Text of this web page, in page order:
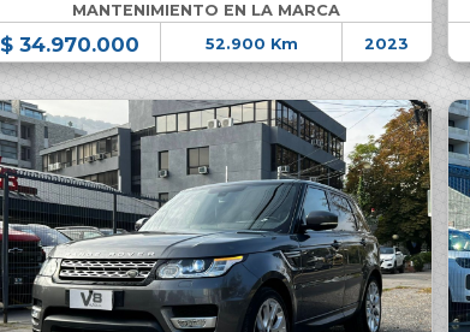
MANTENIMIENTO EN LA MARCA
$ 34.970.000 52.900 Km 2023